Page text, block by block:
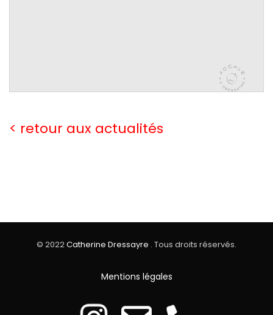
< retour aux actualités
© 2022Catherine Dressayre . Tous droits réservés.
Mentions légales